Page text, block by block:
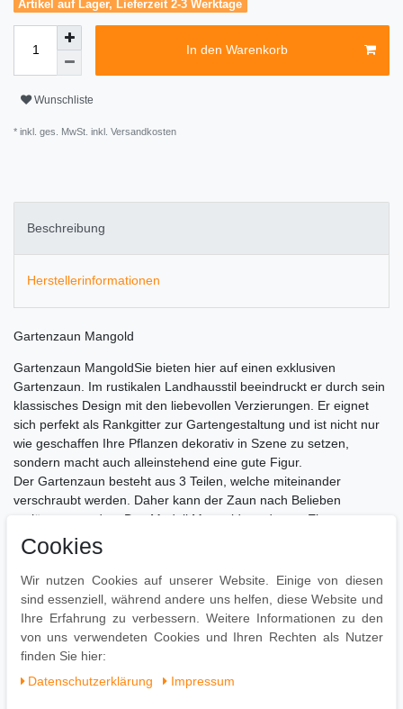
Artikel auf Lager, Lieferzeit 2-3 Werktage
In den Warenkorb
Wunschliste
* inkl. ges. MwSt. inkl. Versandkosten
Beschreibung
Herstellerinformationen
Gartenzaun Mangold
Gartenzaun MangoldSie bieten hier auf einen exklusiven
Gartenzaun. Im rustikalen Landhausstil beeindruckt er durch sein
klassisches Design mit den liebevollen Verzierungen. Er eignet
sich perfekt als Rankgitter zur Gartengestaltung und ist nicht nur
wie geschaffen Ihre Pflanzen dekorativ in Szene zu setzen,
sondern macht auch alleinstehend eine gute Figur.
Der Gartenzaun besteht aus 3 Teilen, welche miteinander
verschraubt werden. Daher kann der Zaun nach Belieben
verlängert werden. Das Modell Mangold wurde aus Eisen
gefertigt. Das Produkt ist original verpackt - es handelt sich um
absolute Neuware.
Ca. Abmessungen:
Gesamthöhe: 116 cm
Gesamtbreite: 124 cm
Breite für 1 Teil: 41 cm
Cookies
Wir nutzen Cookies auf unserer Website. Einige von diesen
sind essenziell, während andere uns helfen, diese Website und
Ihre Erfahrung zu verbessern. Weitere Informationen zu den
von uns verwendeten Cookies und Ihren Rechten als Nutzer
finden Sie hier:
Daten­schutz­erklärung
Impressum